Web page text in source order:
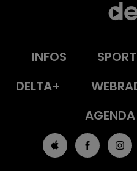
INFOS
DELTA+
AGENDA